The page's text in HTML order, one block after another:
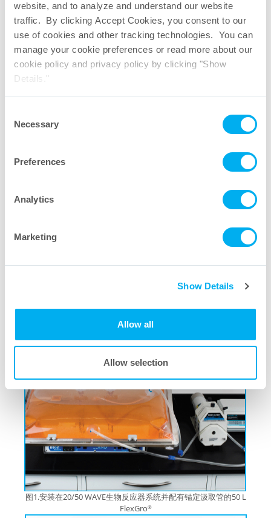
website, and to analyze and understand our website
traffic. By clicking Accept Cookies, you consent to our
use of cookies and other tracking technologies. You can
manage your cookie preferences or read more about our
cookie policy and privacy policy by clicking "Show
Details."
Selection
Necessary
Preferences
Analytics
Marketing
Show Details
Allow all
Allow selection
Download PDF
图1.安装在20/50 WAVE生物反应器系统并配有锚定汲取管的50 L
FlexGro®